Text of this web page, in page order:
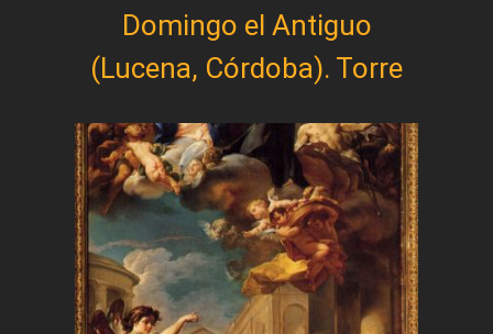
Domingo el Antiguo
(Lucena, Córdoba). Torre